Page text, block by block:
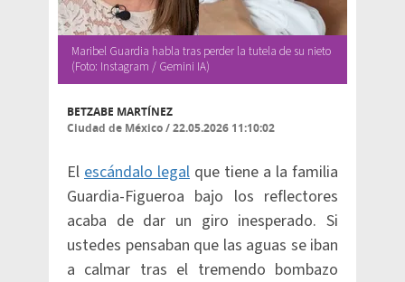
Maribel Guardia habla tras perder la tutela de su nieto
(Foto: Instagram / Gemini IA)
BETZABE MARTÍNEZ
Ciudad de México/22.05.2026 11:10:02
El escándalo legal que tiene a la familia
Guardia-Figueroa bajo los reflectores
acaba de dar un giro inesperado. Si
ustedes pensaban que las aguas se iban
a calmar tras el tremendo bombazo